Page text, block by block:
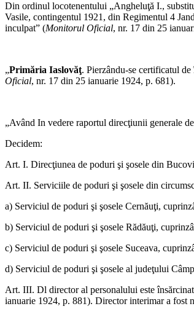
Din ordinul locotenentului „Angheluţă I.,
Vasile, contingentul 1921, din Regimentul 4
inculpat” (Monitorul Oficial, nr. 17 din 25
„Primăria Iaslovăţ. Pierzându-se certificatul
Oficial, nr. 17 din 25 ianuarie 1924, p. 681).
„Având In vedere raportul direcţiunii generale
Decidem:
Art. I. Direcţiunea de poduri şi şosele din
Art. II. Serviciile de poduri şi şosele din
a) Serviciul de poduri şi şosele Cernăuţi,
b) Serviciul de poduri şi şosele Rădăuţi,
c) Serviciul de poduri şi şosele Suceava,
d) Serviciul de poduri şi şosele al judeţului
Art. III. Dl director al personalului este
ianuarie 1924, p. 881). Director interimar a